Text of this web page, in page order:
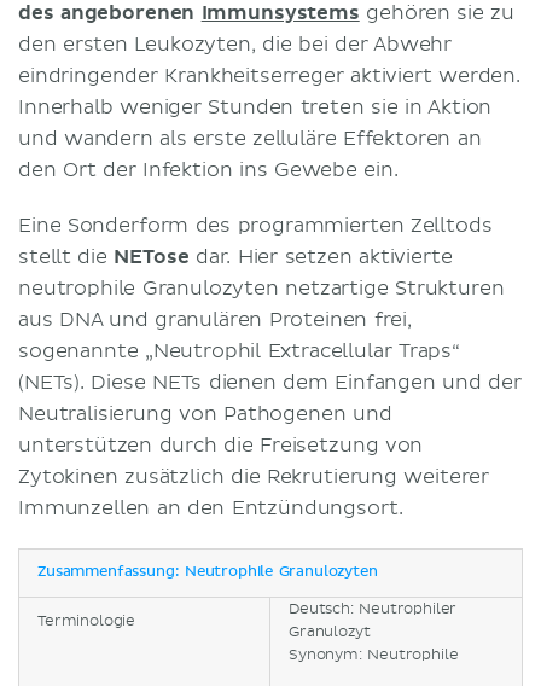
des angeborenen Immunsystems gehören sie zu
den ersten Leukozyten, die bei der Abwehr
eindringender Krankheitserreger aktiviert werden.
Innerhalb weniger Stunden treten sie in Aktion
und wandern als erste zelluläre Effektoren an
den Ort der Infektion ins Gewebe ein.
Eine Sonderform des programmierten Zelltods
stellt die NETose dar. Hier setzen aktivierte
neutrophile Granulozyten netzartige Strukturen
aus DNA und granulären Proteinen frei,
sogenannte „Neutrophil Extracellular Traps“
(NETs). Diese NETs dienen dem Einfangen und der
Neutralisierung von Pathogenen und
unterstützen durch die Freisetzung von
Zytokinen zusätzlich die Rekrutierung weiterer
Immunzellen an den Entzündungsort.
Zusammenfassung: Neutrophile Granulozyten
Terminologie
Deutsch: Neutrophiler
Granulozyt
Synonym: Neutrophile